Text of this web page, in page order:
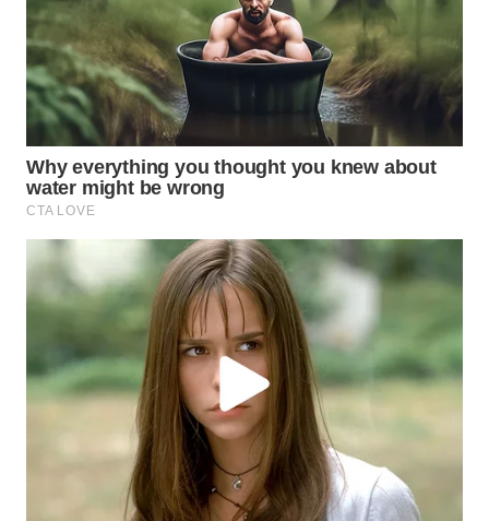
WN
NATUNA
WN
BINTAN
WN
MANDALIKA
WN
LIKUPANG
WN
LABUANBAJO
BORNEO